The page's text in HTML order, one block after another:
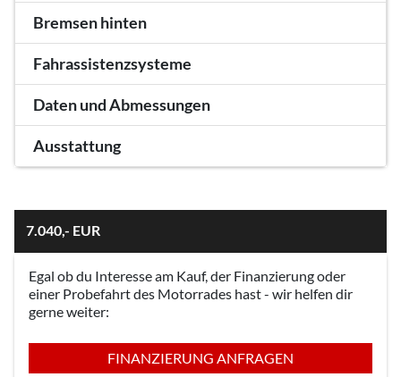
Bremsen hinten
Fahrassistenzsysteme
Daten und Abmessungen
Ausstattung
7.040,- EUR
Egal ob du Interesse am Kauf, der Finanzierung oder
einer Probefahrt des Motorrades hast - wir helfen dir
gerne weiter:
FINANZIERUNG ANFRAGEN